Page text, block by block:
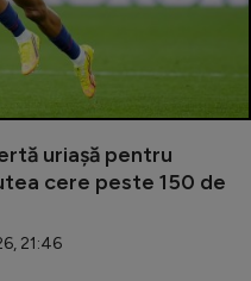
uriașă pentru
cere peste 150 de
21:46